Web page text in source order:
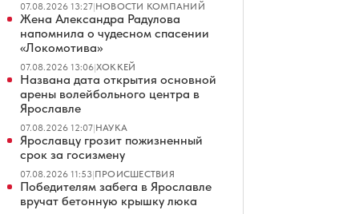
07.08.2026 13:27|НОВОСТИ КОМПАНИЙ
Жена Александра Радулова
напомнила о чудесном спасении
«Локомотива»
07.08.2026 13:06|ХОККЕЙ
Названа дата открытия основной
арены волейбольного центра в
Ярославле
07.08.2026 12:07|НАУКА
Ярославцу грозит пожизненный
срок за госизмену
07.08.2026 11:53|ПРОИСШЕСТВИЯ
Победителям забега в Ярославле
вручат бетонную крышку люка